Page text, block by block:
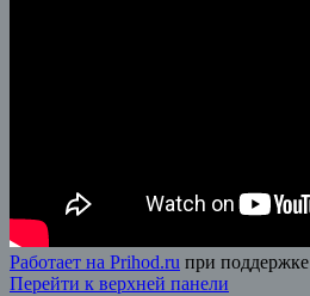
Работает на Prihod.ru при поддержке
Перейти к верхней панели